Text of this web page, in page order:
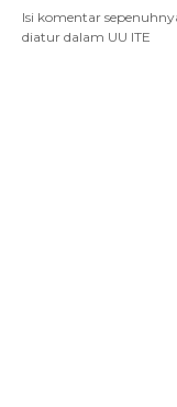
Isi komentar
diatur dalam UU ITE